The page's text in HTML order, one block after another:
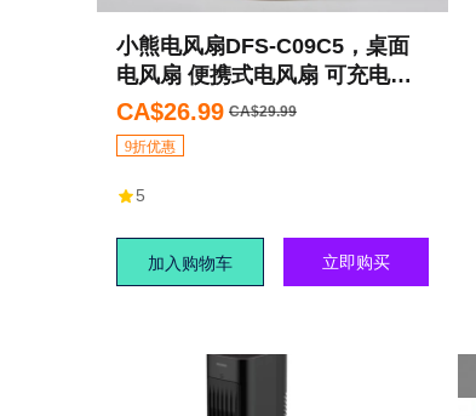
小熊电风扇DFS-C09C5，桌面
电风扇 便携式电风扇 可充电式
宿舍办公小风扇
CA$26.99 CA$29.99
9折优惠
5
加入购物车 立即购买